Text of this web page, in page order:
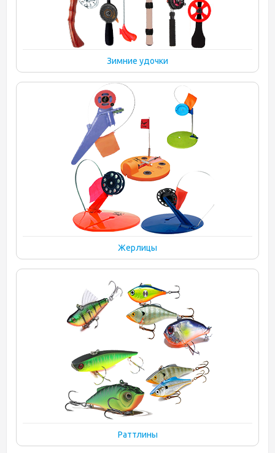
Зимние удочки
Жерлицы
Раттлины